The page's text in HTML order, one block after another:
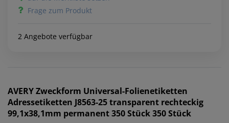
Frage zum Produkt
2 Angebote verfügbar
AVERY Zweckform Universal-Folienetiketten
Adressetiketten J8563-25 transparent rechteckig
99,1x38,1mm permanent 350 Stück 350 Stück